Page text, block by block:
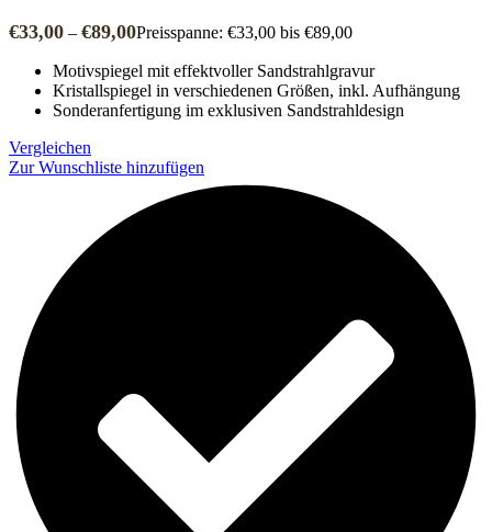
€33,00 – €89,00Preisspanne: €33,00 bis €89,00
Motivspiegel mit effektvoller Sandstrahlgravur
Kristallspiegel in verschiedenen Größen, inkl. Aufhängung
Sonderanfertigung im exklusiven Sandstrahldesign
Vergleichen
Zur Wunschliste hinzufügen